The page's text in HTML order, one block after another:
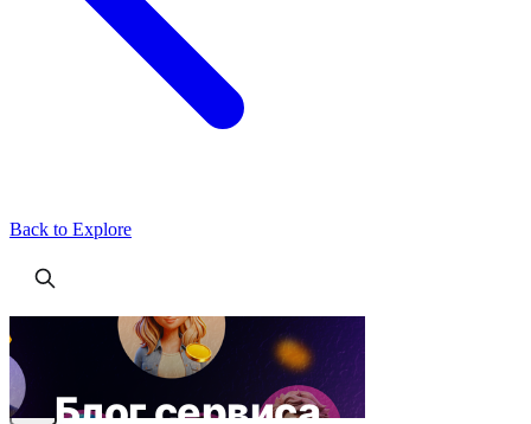
Back to Explore